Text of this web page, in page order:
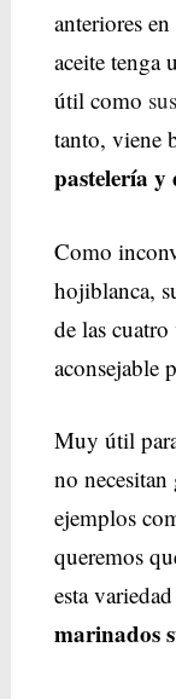
anteriores
aceite tenga
útil como
tanto, viene
pastelería y
Como
hojiblanca,
de las
aconsejable
Muy útil
no
ejemplos
queremos
esta
marinados